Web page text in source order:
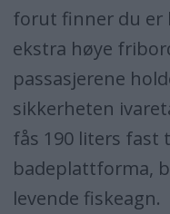
forut finner du er
ekstra høye
passasjerene
sikkerheten
fås 190 liters fast
badeplattforma,
levende fiskeagn.